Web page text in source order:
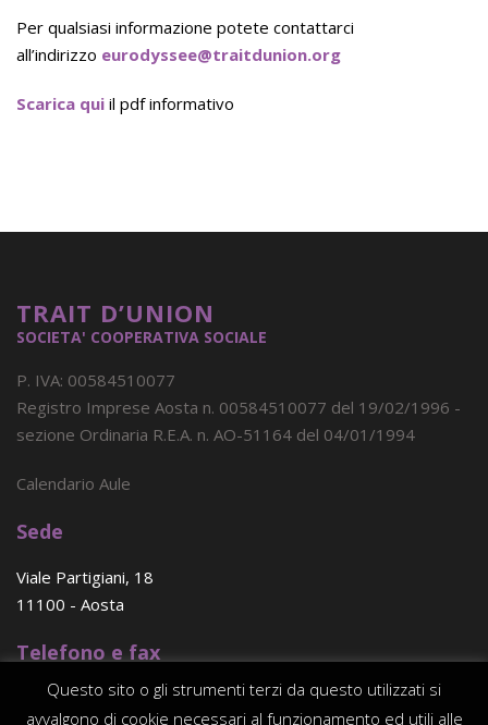
Per qualsiasi informazione potete contattarci
all’indirizzo eurodyssee@traitdunion.org
Scarica qui il pdf informativo
TRAIT D’UNION
SOCIETA' COOPERATIVA SOCIALE
P. IVA: 00584510077
Registro Imprese Aosta n. 00584510077 del 19/02/1996 -
sezione Ordinaria R.E.A. n. AO-51164 del 04/01/1994
Calendario Aule
Sede
Viale Partigiani, 18
11100 - Aosta
Telefono e fax
(+39) 0165 - 23 96 56
Questo sito o gli strumenti terzi da questo utilizzati si
avvalgono di cookie necessari al funzionamento ed utili alle